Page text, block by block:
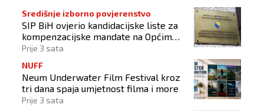
Središnje izborno povjerenstvo
SIP BiH ovjerio kandidacijske liste za
kompenzacijske mandate na Općim
izborima 2026
Prije 3 sata
NUFF
Neum Underwater Film Festival kroz
tri dana spaja umjetnost filma i more
Prije 3 sata